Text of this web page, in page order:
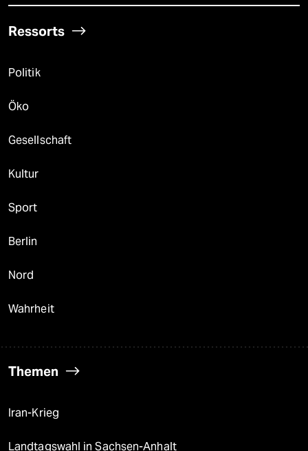
Ressorts
Politik
Öko
Gesellschaft
Kultur
Sport
Berlin
Nord
Wahrheit
Themen
Iran-Krieg
Landtagswahl in Sachsen-Anhalt